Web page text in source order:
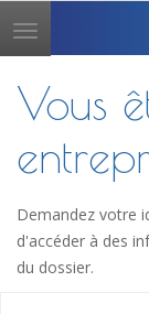
Toggle
navigation
Vous
Demandez votre
d'accéder à des
du dossier.